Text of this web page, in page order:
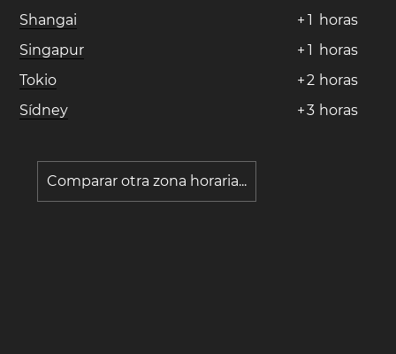
Shangai
+ 1 horas
Singapur
+ 1 horas
Tokio
+2 horas
Sídney
+3 horas
Comparar otra zona horaria...